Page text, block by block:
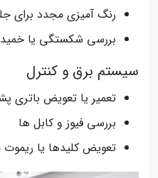
رنگ‌ آمیزی مجدد برای
بررسی شکستگی یا
سیستم برق و کنترل
تعمیر یا تعویض باتری
بررسی فیوز و کابل‌ ها
تعویض کلیدها یا